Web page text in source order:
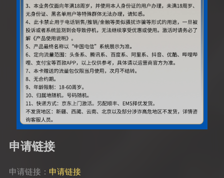
申请链接
申请链接： 申请链接